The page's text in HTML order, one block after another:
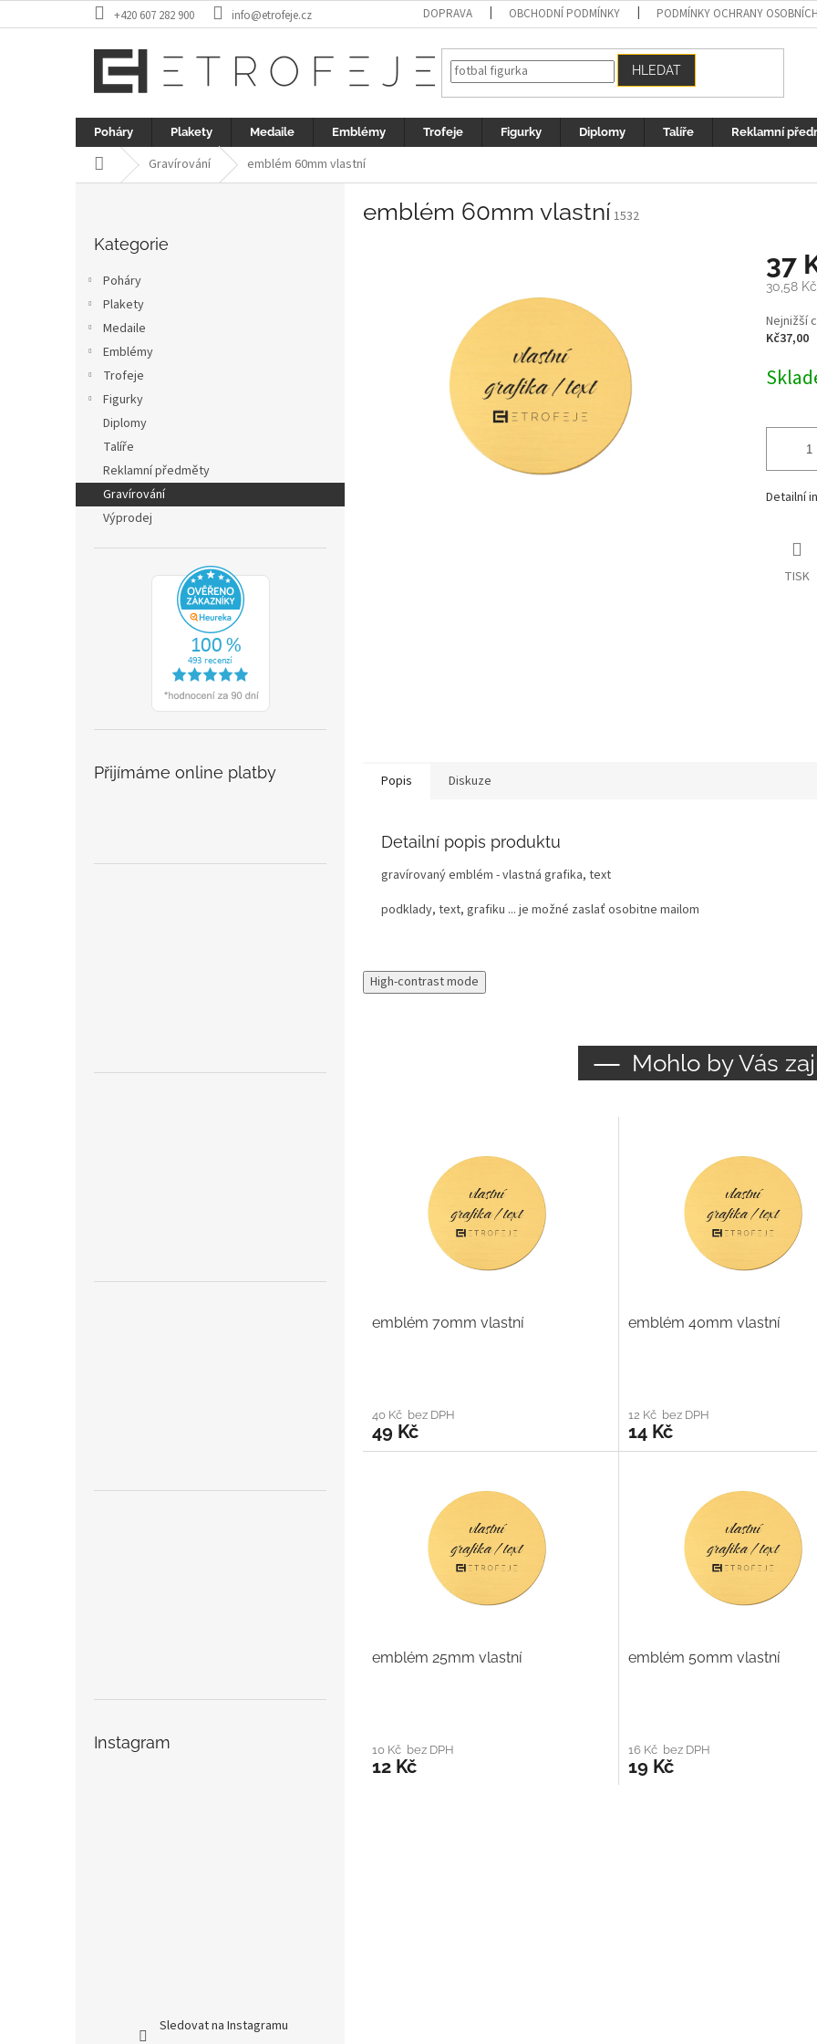
na
+420 607 282 900 info@etrofeje.cz DOPRAVA OBCHODNÍ PODMÍNKY PODMÍNKY OCHRANY
HLEDAT
Poháry Plakety Medaile Emblémy Trofeje Figurky Diplomy Talíře Reklamní
Domů Gravírování emblém 60mm vlastní
kategorie
Kategorie
Poháry
Plakety
Medaile
Emblémy
Trofeje
Figurky
Diplomy
Talíře
Reklamní předměty
Gravírování
Výprodej
Přijímáme online platby
Instagram
Sledovat na Instagramu
emblém 60mm vlastní1532
37
30,58
Měrná
cena:
Nejnižší
Kč37,00
Detailní
TISK
Popis Diskuze
Detailní popis produktu
gravírovaný emblém - vlastná grafika, text
podklady, text, grafiku ... je možné zaslať osobitne mailom
High-contrast mode
Mohlo by Vás
emblém 70mm vlastní
40 Kč bez DPH
49 Kč
emblém 40mm vlastní
12 Kč bez DPH
14 Kč
emblém 25mm vlastní
10 Kč bez DPH
12 Kč
emblém 50mm vlastní
16 Kč bez DPH
19 Kč